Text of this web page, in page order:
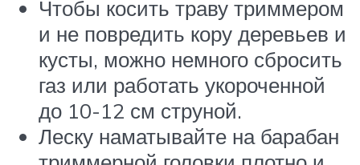
Чтобы косить траву триммером
и не повредить кору деревьев и
кусты, можно немного сбросить
газ или работать укороченной
до 10-12 см струной.
Леску наматывайте на барабан